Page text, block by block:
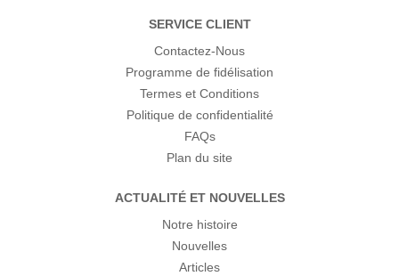
SERVICE CLIENT
Contactez-Nous
Programme de fidélisation
Termes et Conditions
Politique de confidentialité
FAQs
Plan du site
ACTUALITÉ ET NOUVELLES
Notre histoire
Nouvelles
Articles